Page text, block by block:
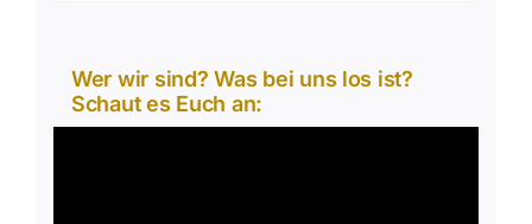
Wer wir sind? Was bei uns los ist?
Schaut es Euch an: